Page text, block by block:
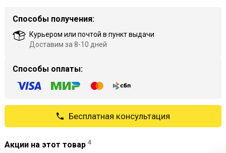
Способы получения:
Курьером или почтой в пункт выдачи
Доставим за 8-10 дней
Способы оплаты:
Бесплатная консультация
Акции на этот товар 4